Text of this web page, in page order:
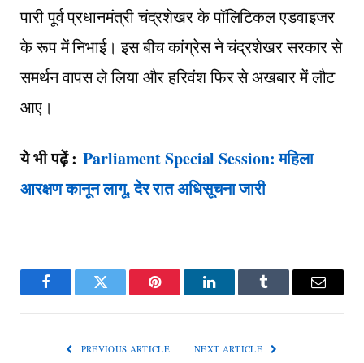
पारी पूर्व प्रधानमंत्री चंद्रशेखर के पॉलिटिकल एडवाइजर
के रूप में निभाई। इस बीच कांग्रेस ने चंद्रशेखर सरकार से
समर्थन वापस ले लिया और हरिवंश फिर से अखबार में लौट
आए।
ये भी पढ़ें :Parliament Special Session: महिला
आरक्षण कानून लागू, देर रात अधिसूचना जारी
FacebookTwitter Pinterest LinkedInTumblr Email
PREVIOUS ARTICLE NEXT ARTICLE